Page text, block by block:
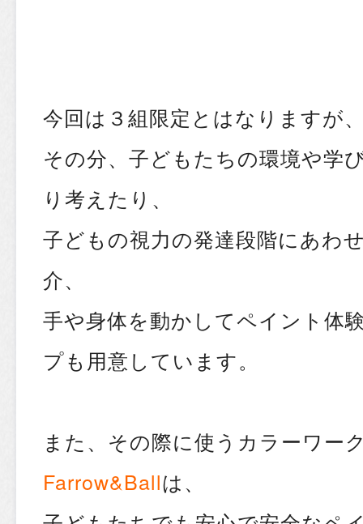
今回は３組限定とはなりますが
その分、子どもたちの環境や学
り考えたり、
子どもの視力の発達段階にあわ
介、
手や身体を動かしてペイント体
プも用意しています。
また、その際に使うカラーワー
Farrow&Ballは、